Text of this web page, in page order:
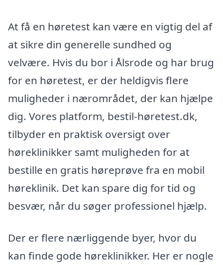
At få en høretest kan være en vigtig del af
at sikre din generelle sundhed og
velvære. Hvis du bor i Ålsrode og har brug
for en høretest, er der heldigvis flere
muligheder i nærområdet, der kan hjælpe
dig. Vores platform, bestil-høretest.dk,
tilbyder en praktisk oversigt over
høreklinikker samt muligheden for at
bestille en gratis høreprøve fra en mobil
høreklinik. Det kan spare dig for tid og
besvær, når du søger professionel hjælp.
Der er flere nærliggende byer, hvor du
kan finde gode høreklinikker. Her er nogle